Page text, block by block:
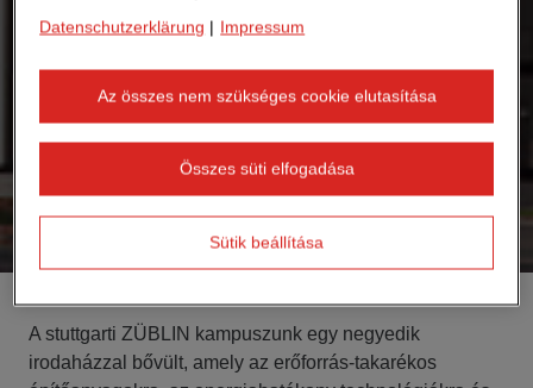
A stuttgarti ZÜBLIN kampuszunk egy negyedik
irodaházzal bővült, amely az erőforrás-takarékos
Datenschutzerklärung | Impressum
Az összes nem szükséges cookie elutasítása
Összes süti elfogadása
Sütik beállítása